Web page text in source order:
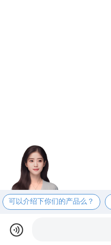
可以介绍下你们的产品么？